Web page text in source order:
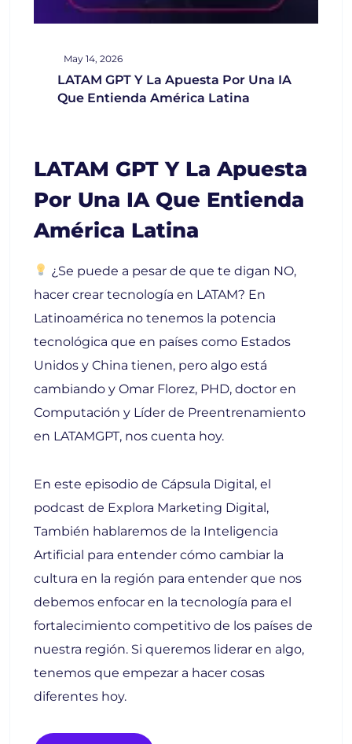
May 14, 2026
LATAM GPT Y La Apuesta Por Una IA
Que Entienda América Latina
LATAM GPT Y La Apuesta
Por Una IA Que Entienda
América Latina
¿Se puede a pesar de que te digan NO,
hacer crear tecnología en LATAM? En
Latinoamérica no tenemos la potencia
tecnológica que en países como Estados
Unidos y China tienen, pero algo está
cambiando y Omar Florez, PHD, doctor en
Computación y Líder de Preentrenamiento
en LATAMGPT, nos cuenta hoy.
En este episodio de Cápsula Digital, el
podcast de Explora Marketing Digital,
También hablaremos de la Inteligencia
Artificial para entender cómo cambiar la
cultura en la región para entender que nos
debemos enfocar en la tecnología para el
fortalecimiento competitivo de los países de
nuestra región. Si queremos liderar en algo,
tenemos que empezar a hacer cosas
diferentes hoy.